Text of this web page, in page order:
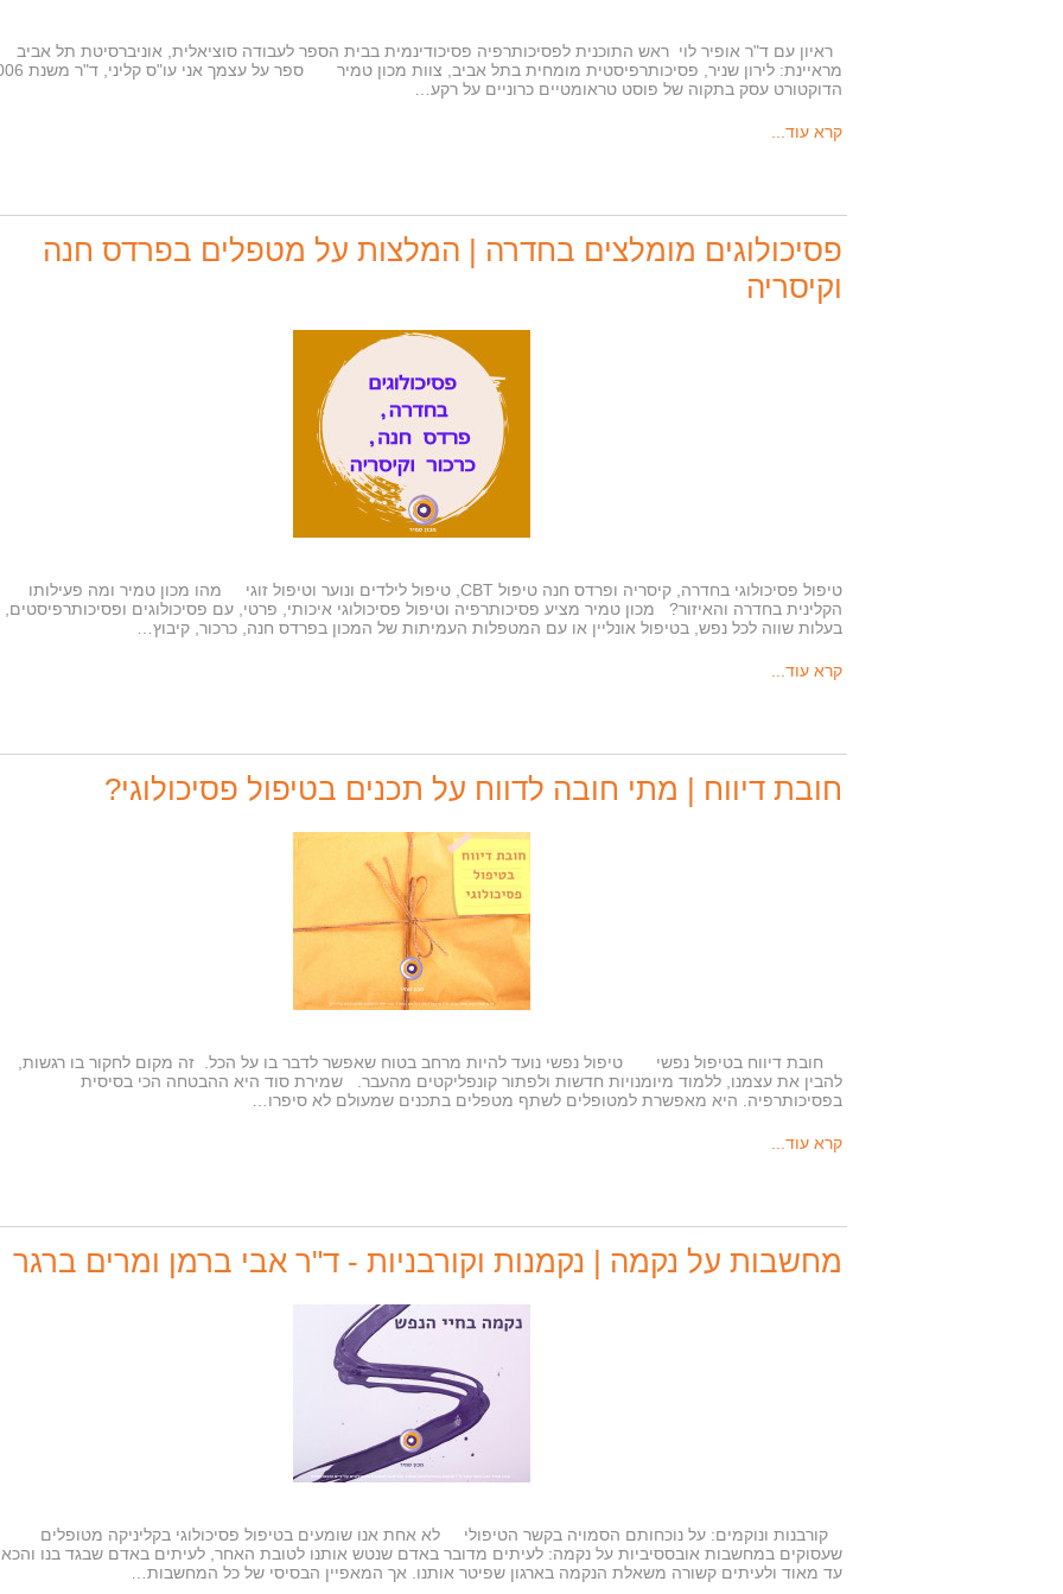
ראיון עם ד"ר אופיר לוי ראש התוכנית לפסיכותרפיה פסיכודינמית בבית הספר לעבודה סוציאלית, אוניברסיטת תל אביב
הדוקטורט עסק בתקוה של פוסט טראומטיים כרוניים על רקע…
קרא עוד...
פסיכולוגים מומלצים בחדרה | המלצות על מטפלים בפרדס חנה
וקיסריה
טיפול פסיכולוגי בחדרה, קיסריה ופרדס חנה טיפול CBT, טיפול לילדים ונוער וטיפול זוגי מהו מכון טמיר ומה פעילותו
הקלינית בחדרה והאיזור? מכון טמיר מציע פסיכותרפיה וטיפול פסיכולוגי איכותי, פרטי, עם פסיכולוגים ופסיכותרפיסטים,
בעלות שווה לכל נפש, בטיפול אונליין או עם המטפלות העמיתות של המכון בפרדס חנה, כרכור, קיבוץ…
קרא עוד...
חובת דיווח | מתי חובה לדווח על תכנים בטיפול פסיכולוגי?
חובת דיווח בטיפול נפשי טיפול נפשי נועד להיות מרחב בטוח שאפשר לדבר בו על הכל. זה מקום לחקור בו רגשות,
להבין את עצמנו, ללמוד מיומנויות חדשות ולפתור קונפליקטים מהעבר. שמירת סוד היא ההבטחה הכי בסיסית
בפסיכותרפיה. היא מאפשרת למטופלים לשתף מטפלים בתכנים שמעולם לא סיפרו…
קרא עוד...
מחשבות על נקמה | נקמנות וקורבניות - ד"ר אבי ברמן ומרים ברגר
קורבנות ונוקמים: על נוכחותם הסמויה בקשר הטיפולי לא אחת אנו שומעים בטיפול פסיכולוגי בקליניקה מטופלים
שעסוקים במחשבות אובססיביות על נקמה: לעיתים מדובר באדם שנטש אותנו לטובת האחר, לעיתים באדם שבגד בנו
עד מאוד ולעיתים קשורה משאלת הנקמה בארגון שפיטר אותנו. אך המאפיין הבסיסי של כל המחשבות…